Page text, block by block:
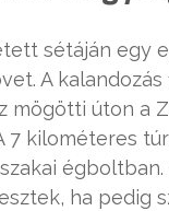
sétáján egy
A
mögötti úton a
7 kilométeres
ha pedig